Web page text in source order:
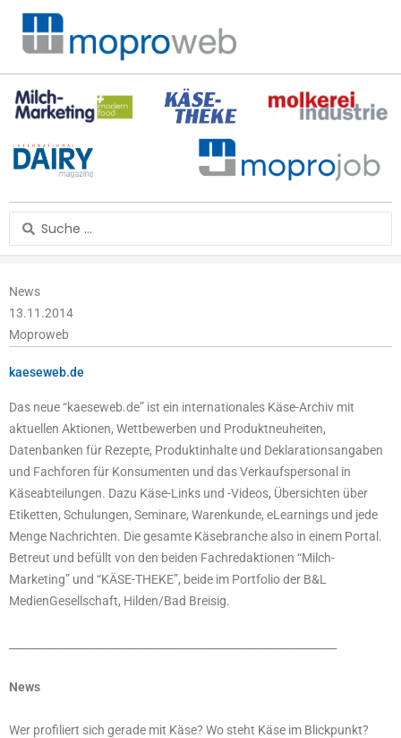
Zum
Inhalt
springen
Search
...
News
13.11.2014
Moproweb
kaeseweb.de
Das neue “kaeseweb.de” ist ein internationales Käse-Archiv mit
aktuellen Aktionen, Wettbewerben und Produktneuheiten,
Datenbanken für Rezepte, Produktinhalte und Deklarationsangaben
und Fachforen für Konsumenten und das Verkaufspersonal in
Käseabteilungen. Dazu Käse-Links und -Videos, Übersichten über
Etiketten, Schulungen, Seminare, Warenkunde, eLearnings und jede
Menge Nachrichten. Die gesamte Käsebranche also in einem Portal.
Betreut und befüllt von den beiden Fachredaktionen “Milch-
Marketing” und “KÄSE-THEKE”, beide im Portfolio der B&L
MedienGesellschaft, Hilden/Bad Breisig.
News
Wer profiliert sich gerade mit Käse? Wo steht Käse im Blickpunkt?